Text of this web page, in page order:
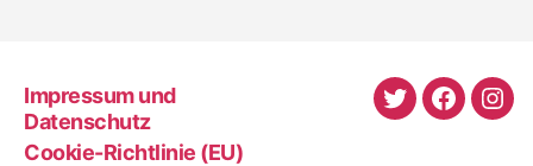
Impressum und
Datenschutz
Cookie-Richtlinie (EU)
Twitter